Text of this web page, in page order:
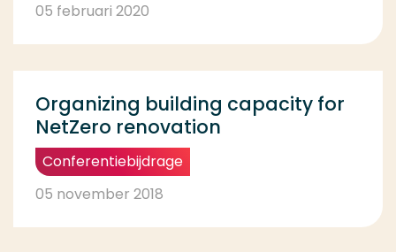
05 februari 2020
Organizing building capacity for
NetZero renovation
Conferentiebijdrage
05 november 2018